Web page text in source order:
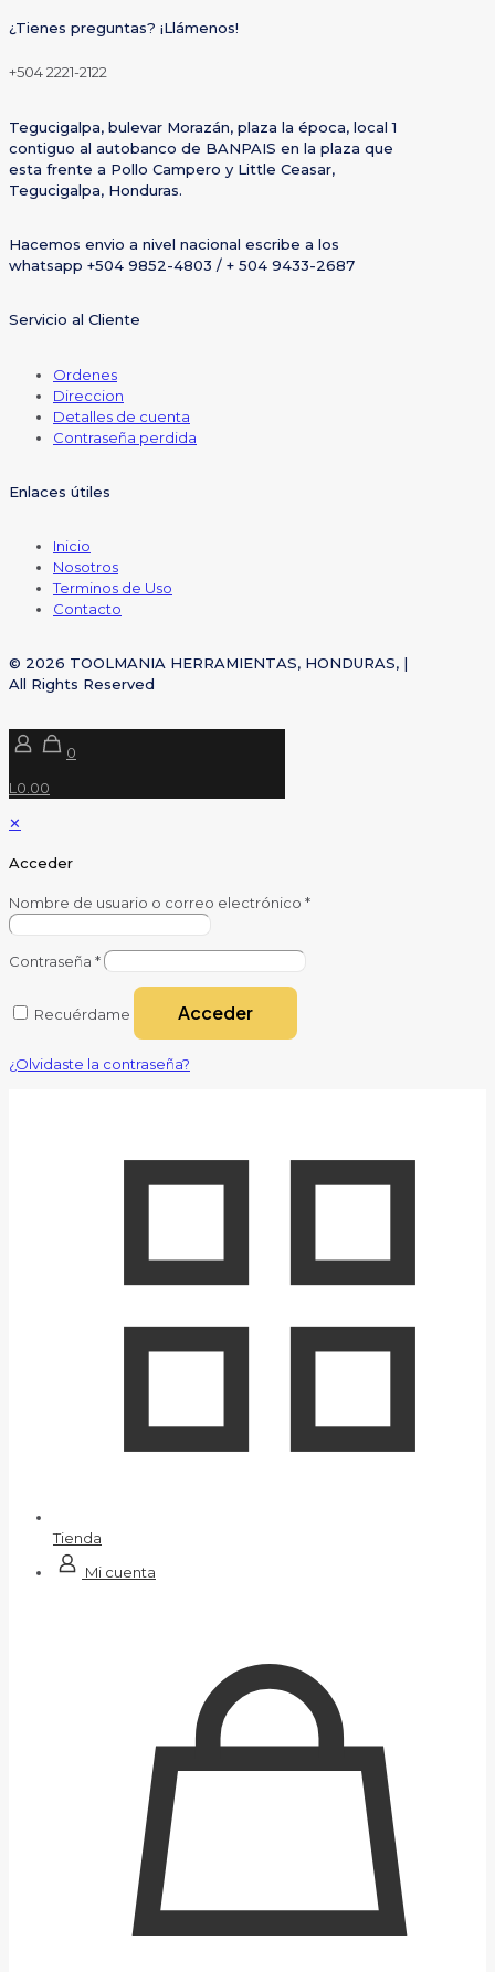
¿Tienes preguntas? ¡Llámenos!
+504 2221-2122
Tegucigalpa, bulevar Morazán, plaza la época, local 1
contiguo al autobanco de BANPAIS en la plaza que
esta frente a Pollo Campero y Little Ceasar,
Tegucigalpa, Honduras.
Hacemos envio a nivel nacional escribe a los
whatsapp +504 9852-4803 / + 504 9433-2687
Servicio al Cliente
Ordenes
Direccion
Detalles de cuenta
Contraseña perdida
Enlaces útiles
Inicio
Nosotros
Terminos de Uso
Contacto
© 2026 TOOLMANIA HERRAMIENTAS, HONDURAS, |
All Rights Reserved
0
L0.00
✕
Acceder
Nombre de usuario o correo electrónico *
Contraseña *
Recuérdame Acceder
¿Olvidaste la contraseña?
Tienda
Mi cuenta